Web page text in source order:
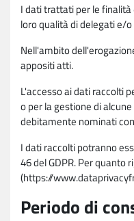
I dati trattati per le
loro qualità di delegati e/
Nell'ambito
appositi atti.
L'accesso ai dati raccolti
o per la gestione di
debitamente nominati
I dati raccolti potranno
46 del GDPR. Per
(https://
Periodo di